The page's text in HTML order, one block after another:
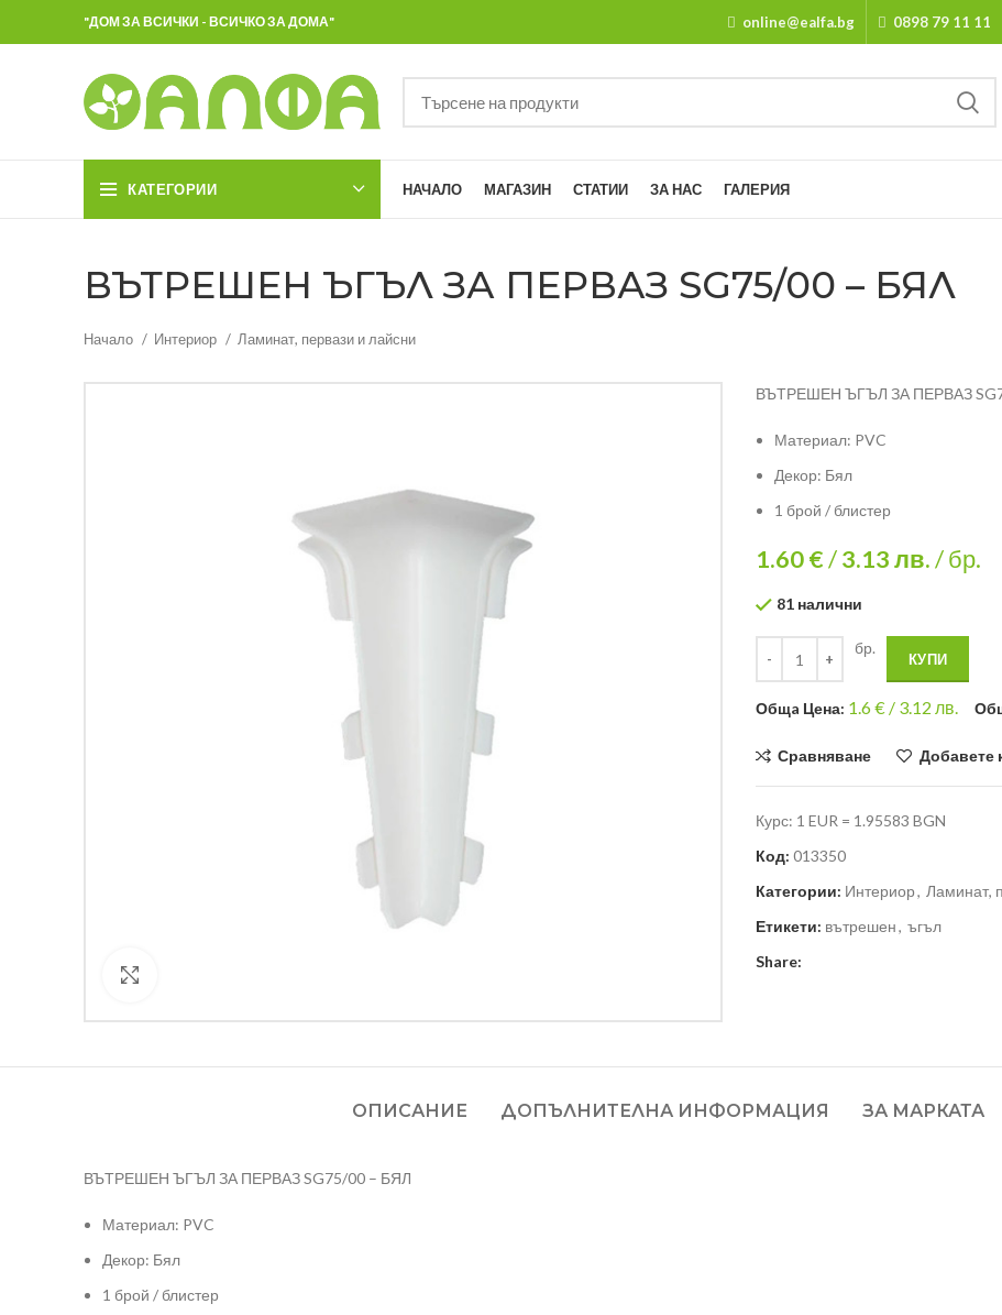
"ДОМ ЗА ВСИЧКИ - ВСИЧКО ЗА ДОМА" online@ealfa.bg 0898 79 11 11
КАТЕГОРИИ НАЧАЛО МАГАЗИН СТАТИИ ЗА НАС ГАЛЕРИЯ
ВЪТРЕШЕН ЪГЪЛ ЗА ПЕРВАЗ SG75/00 – БЯЛ
Начало Интериор Ламинат, первази и лайсни
ВЪТРЕШЕН ЪГЪЛ ЗА ПЕРВАЗ
Материал: PVC
Декор: Бял
1 брой / блистер
1.60 €/3.13лв./ бр.
81 налични
бр.
КУПИ
Общa Цена: 1.6€ / 3.12 лв.
Сравняване Добавете
Курс: 1 EUR = 1.95583 BGN
Код: 013350
Категории: Интериор, Ламинат,
Етикети: вътрешен, ъгъл
Share:
ОПИСАНИЕ ДОПЪЛНИТЕЛНА ИНФОРМАЦИЯ ЗА МАРКАТА
ВЪТРЕШЕН ЪГЪЛ ЗА ПЕРВАЗ SG75/00 – БЯЛ
Материал: PVC
Декор: Бял
1 брой / блистер